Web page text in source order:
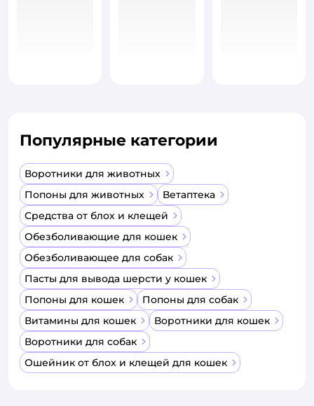
Популярные категории
Воротники для животных
Попоны для животных
Ветаптека
Средства от блох и клещей
Обезболивающие для кошек
Обезболивающее для собак
Пасты для вывода шерсти у кошек
Попоны для кошек
Попоны для собак
Витамины для кошек
Воротники для кошек
Воротники для собак
Ошейник от блох и клещей для кошек